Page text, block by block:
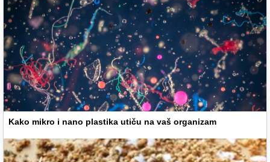
Kako mikro i nano plastika utiču na vaš organizam